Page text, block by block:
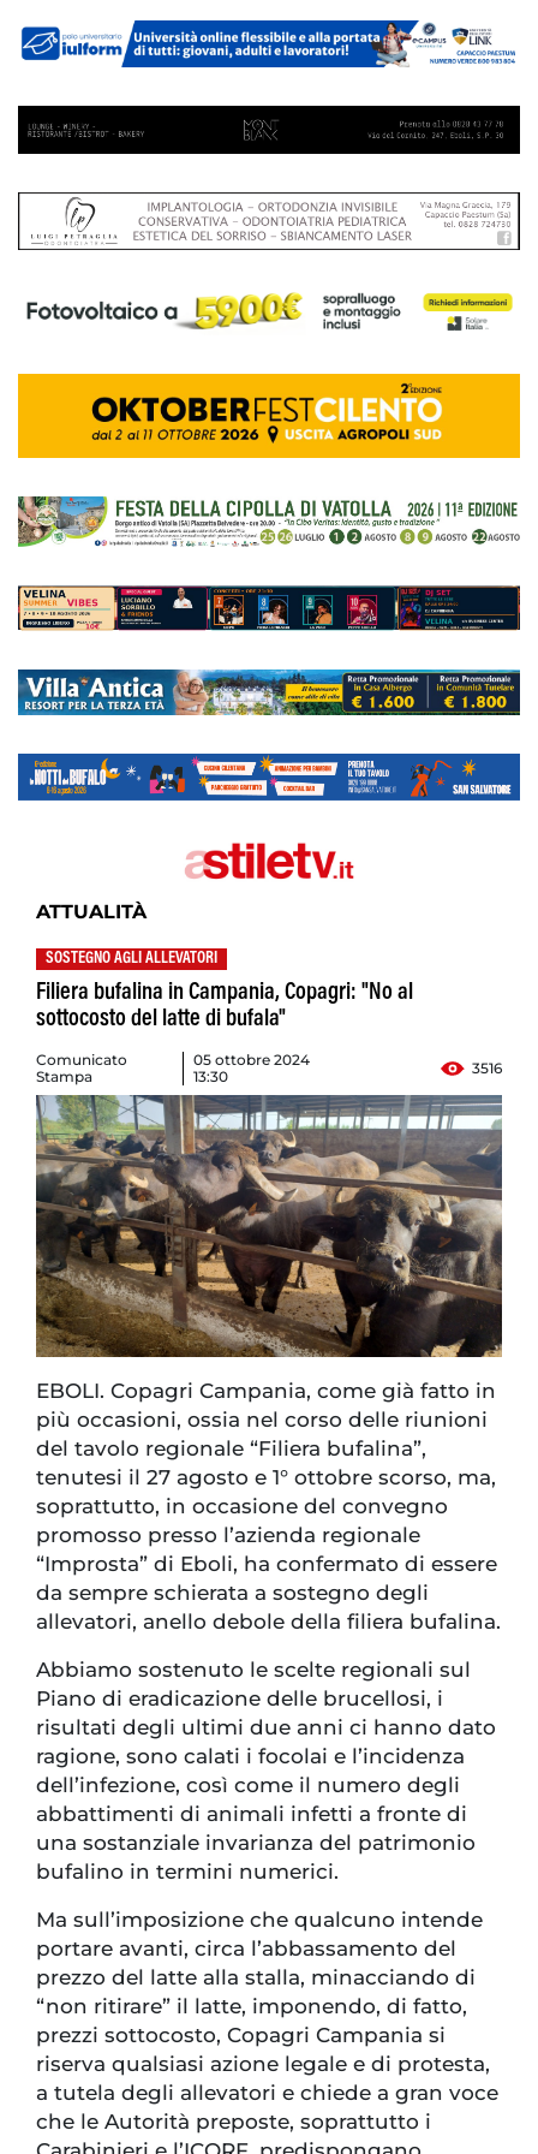
ATTUALITÀ
SOSTEGNO AGLI ALLEVATORI
Filiera bufalina in Campania, Copagri: "No al
sottocosto del latte di bufala"
Comunicato
Stampa
05 ottobre 2024
13:30
3516
EBOLI. Copagri Campania, come già fatto in
più occasioni, ossia nel corso delle riunioni
del tavolo regionale “Filiera bufalina”,
tenutesi il 27 agosto e 1° ottobre scorso, ma,
soprattutto, in occasione del convegno
promosso presso l’azienda regionale
“Improsta” di Eboli, ha confermato di essere
da sempre schierata a sostegno degli
allevatori, anello debole della filiera bufalina.
Abbiamo sostenuto le scelte regionali sul
Piano di eradicazione delle brucellosi, i
risultati degli ultimi due anni ci hanno dato
ragione, sono calati i focolai e l’incidenza
dell’infezione, così come il numero degli
abbattimenti di animali infetti a fronte di
una sostanziale invarianza del patrimonio
bufalino in termini numerici.
Ma sull’imposizione che qualcuno intende
portare avanti, circa l’abbassamento del
prezzo del latte alla stalla, minacciando di
“non ritirare” il latte, imponendo, di fatto,
prezzi sottocosto, Copagri Campania si
riserva qualsiasi azione legale e di protesta,
a tutela degli allevatori e chiede a gran voce
che le Autorità preposte, soprattutto i